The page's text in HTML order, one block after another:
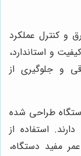
و کنترل عملکرد
و استاندارد،
و جلوگیری از
طراحی شده
استفاده از
مفید دستگاه،